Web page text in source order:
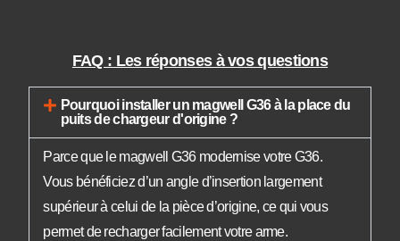
FAQ : Les réponses à vos questions
Pourquoi installer un magwell G36 à la place du
puits de chargeur d'origine ?
Parce que le magwell G36 modernise votre G36.
Vous bénéficiez d’un angle d’insertion largement
supérieur à celui de la pièce d’origine, ce qui vous
permet de recharger facilement votre arme.